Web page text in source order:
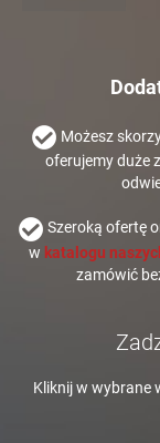
Możesz
oferujemy duże
Szeroką ofertę
w katalogu
zamówić
Kliknij w wybrane